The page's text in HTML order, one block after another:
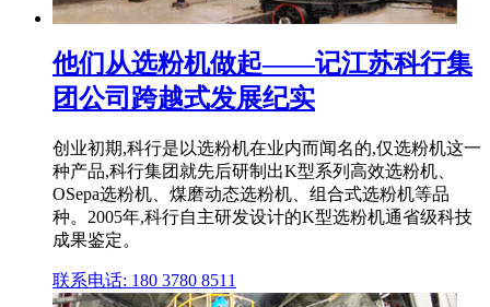
他们从选粉机做起——记江苏科行集
团公司跨越式发展纪实
创业初期,科行是以选粉机在业内而闻名的,仅选粉机这一
种产品,科行集团就先后研制出K型系列高效选粉机、
OSepa选粉机、煤磨动态选粉机、组合式选粉机等品
种。2005年,科行自主研发设计的K型选粉机通省级科技
成果鉴定。
联系电话: 180 3780 8511